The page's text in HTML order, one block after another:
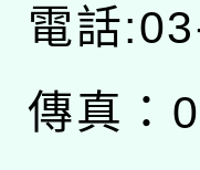
電話
傳真：